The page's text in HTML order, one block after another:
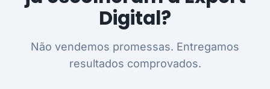
Digital?
Não vendemos promessas. Entregamos
resultados comprovados.